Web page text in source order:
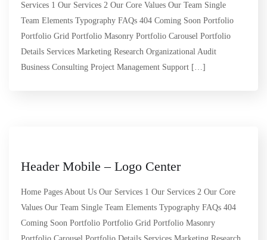
Services 1 Our Services 2 Our Core Values Our Team Single
Team Elements Typography FAQs 404 Coming Soon Portfolio
Portfolio Grid Portfolio Masonry Portfolio Carousel Portfolio
Details Services Marketing Research Organizational Audit
Business Consulting Project Management Support […]
Header Mobile – Logo Center
Home Pages About Us Our Services 1 Our Services 2 Our Core
Values Our Team Single Team Elements Typography FAQs 404
Coming Soon Portfolio Portfolio Grid Portfolio Masonry